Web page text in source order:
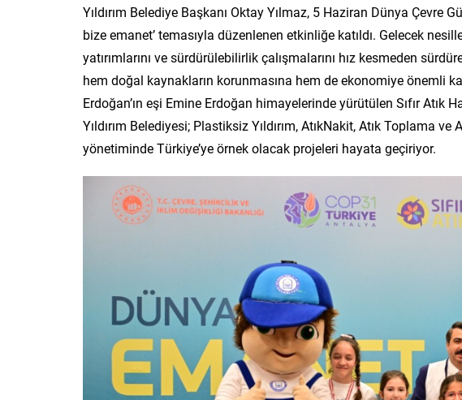
Yıldırım Belediye Başkanı Oktay Yılmaz, 5 Haziran Dünya Çevre
bize emanet’ temasıyla düzenlenen etkinliğe katıldı. Gelecek
yatırımlarını ve sürdürülebilirlik çalışmalarını hız kesmeden
hem doğal kaynakların korunmasına hem de ekonomiye önemli
Erdoğan’ın eşi Emine Erdoğan himayelerinde yürütülen Sıfır Atık
Yıldırım Belediyesi; Plastiksiz Yıldırım, AtıkNakit, Atık Toplama ve
yönetiminde Türkiye’ye örnek olacak projeleri hayata geçiriyor.